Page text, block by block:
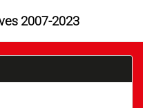
2007-2023